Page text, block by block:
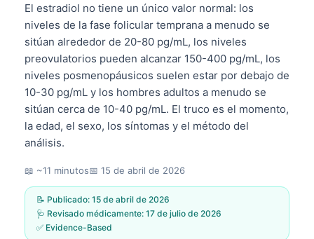
El estradiol no tiene un único valor normal: los
niveles de la fase folicular temprana a menudo se
sitúan alrededor de 20-80 pg/mL, los niveles
preovulatorios pueden alcanzar 150-400 pg/mL, los
niveles posmenopáusicos suelen estar por debajo de
10-30 pg/mL y los hombres adultos a menudo se
sitúan cerca de 10-40 pg/mL. El truco es el momento,
la edad, el sexo, los síntomas y el método del
análisis.
📖 ~11 minutos📅 15 de abril de 2026
📝 Publicado: 15 de abril de 2026
🩺 Revisado médicamente: 17 de julio de 2026
✅ Evidence-Based